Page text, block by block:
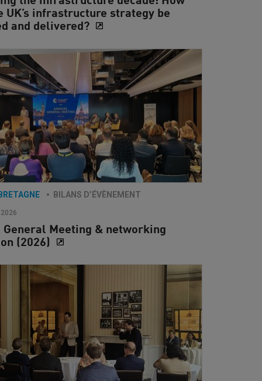
UK’s infrastructure strategy be
and delivered?
BILANS D’ÉVÈNEMENT
General Meeting & networking
(2026)